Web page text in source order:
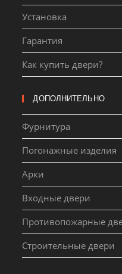
Установка
Гарантия
Как купить двери?
ДОПОЛНИТЕЛЬНО
Фурнитура
Погонажные изделия
Арки
Входные двери
Противопожарные
Строительные двери